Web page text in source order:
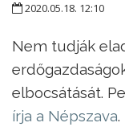
2020.05.18. 12:10
Nem tudják
elbocsátását.
írja a Népszava.